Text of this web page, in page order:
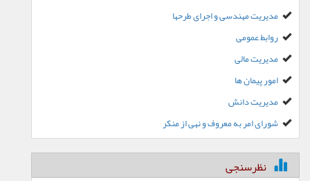
مدیریت مهندسی و اجرای طرحها
روابط عمومی
مدیریت مالی
امور پیمان ها
مدیریت دانش
شورای امر به معروف و نهی از منکر
نظرسنجی